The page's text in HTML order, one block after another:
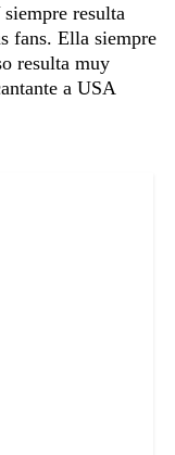
resulta
fans. Ella siempre
resulta muy
a USA